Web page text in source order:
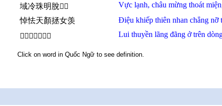
域冷珠明脫𠰘𧍰
Vực lạnh, châu mừng thoát
悼怯天顏拯女羡
Điệu khiếp thiên nhan chẳng nỡ
𬧾船朗蕩於𨕭𣳔
Lui thuyền lãng đãng ởtrên
Click on word in Quốc Ngữ to see definition.